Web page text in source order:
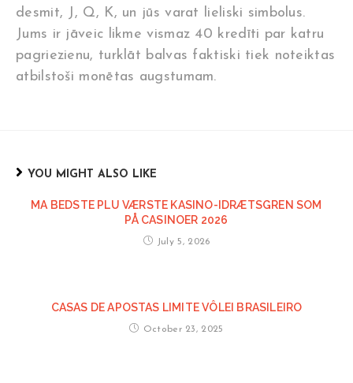
desmit, J, Q, K, un jūs varat lieliski simbolus.
Jums ir jāveic likme vismaz 40 kredīti par katru
pagriezienu, turklāt balvas faktiski tiek noteiktas
atbilstoši monētas augstumam.
YOU MIGHT ALSO LIKE
MA BEDSTE PLU VÆRSTE KASINO-IDRÆTSGREN SOM
PÅ CASINOER 2026
July 5, 2026
CASAS DE APOSTAS LIMITE VÔLEI BRASILEIRO
October 23, 2025